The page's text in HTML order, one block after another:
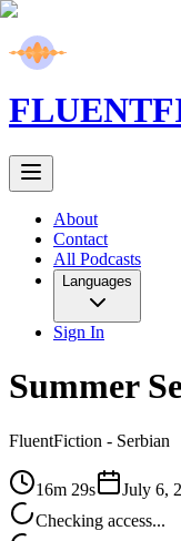
FLUENT
About
Contact
All Podcasts
Languages
Sign In
Summer
FluentFiction - Serbian
16m 29s
July 6,
Checking access...